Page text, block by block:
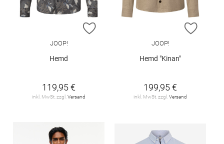
ZUR WUNSCHLISTE HINZUFÜGEN
JOOP!
Hemd
119,95 €
inkl. MwSt. zzgl. Versand
ZUR
JOOP!
Hemd "Kinan"
199,95 €
inkl. MwSt. zzgl. Versand